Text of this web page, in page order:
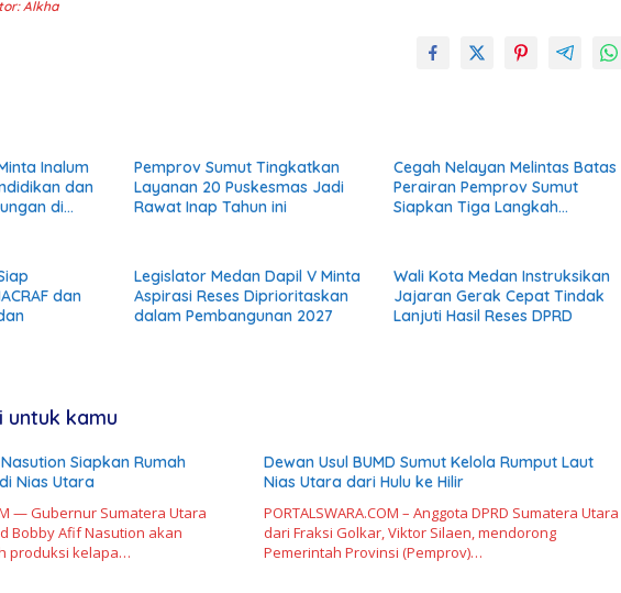
Alkha
Inalum
dan
di
Pemprov Sumut Tingkatkan
Layanan 20 Puskesmas Jadi
Rawat Inap Tahun ini
Cegah Nelayan Melintas Batas
Perairan Pemprov Sumut
Siapkan Tiga Langkah
dan
Legislator Medan Dapil V Minta
Aspirasi Reses Diprioritaskan
dalam Pembangunan 2027
Wali Kota Medan Instruksikan
Jajaran Gerak Cepat Tindak
Lanjuti Hasil Reses DPRD
untuk kamu
Siapkan Rumah
Nias Utara
— Gubernur Sumatera Utara
Bobby Afif Nasution akan
produksi kelapa…
Dewan Usul BUMD Sumut Kelola Rumput Laut
Nias Utara dari Hulu ke Hilir
PORTALSWARA.COM – Anggota DPRD Sumatera Utara
dari Fraksi Golkar, Viktor Silaen, mendorong
Pemerintah Provinsi (Pemprov)…